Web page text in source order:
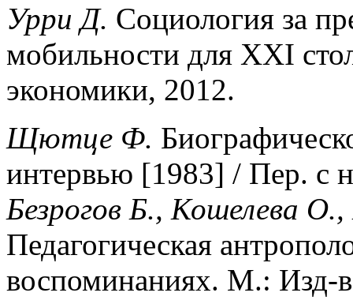
Урри Д. Социология за
мобильности для XXI
экономики, 2012.
Щютце Ф.
интервью [1983] / Пер. с
Безрогов Б., Кошелева
Педагогическая
воспоминаниях. М.: